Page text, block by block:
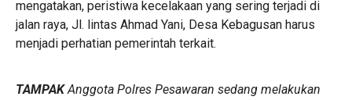
mengatakan, peristiwa kecelakaan yang sering terjadi di
jalan raya, Jl. lintas Ahmad Yani, Desa Kebagusan harus
menjadi perhatian pemerintah terkait.
TAMPAKAnggota Polres Pesawaran sedang melakukan